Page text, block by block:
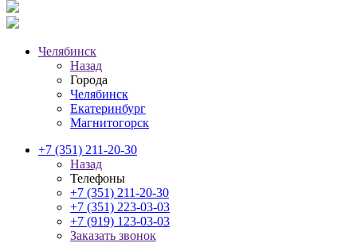
Челябинск
Назад
Города
Челябинск
Екатеринбург
Магнитогорск
+7 (351) 211-20-30
Назад
Телефоны
+7 (351) 211-20-30
+7 (351) 223-03-03
+7 (919) 123-03-03
Заказать звонок